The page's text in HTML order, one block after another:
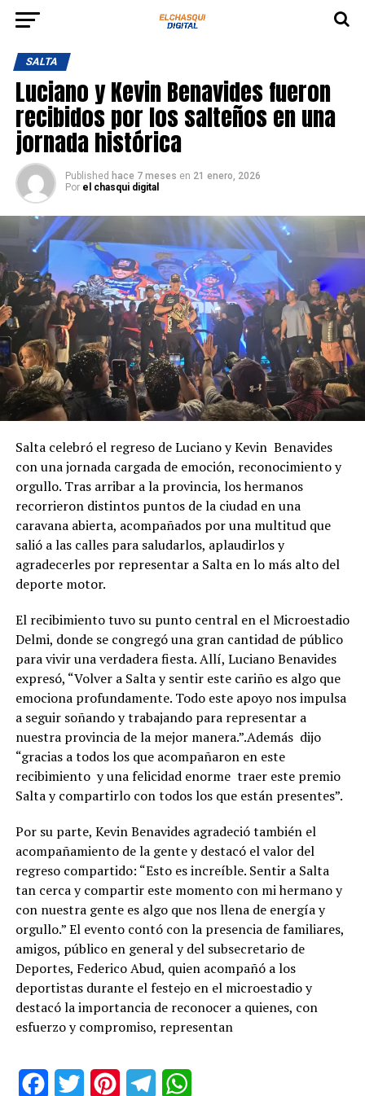
SALTA
Luciano y Kevin Benavides fueron
recibidos por los salteños en una
jornada histórica
Published hace 7 meses en 21 enero, 2026
Por el chasqui digital
Salta celebró el regreso de Luciano y Kevin Benavides
con una jornada cargada de emoción, reconocimiento y
orgullo. Tras arribar a la provincia, los hermanos
recorrieron distintos puntos de la ciudad en una
caravana abierta, acompañados por una multitud que
salió a las calles para saludarlos, aplaudirlos y
agradecerles por representar a Salta en lo más alto del
deporte motor.
El recibimiento tuvo su punto central en el Microestadio
Delmi, donde se congregó una gran cantidad de público
para vivir una verdadera fiesta. Allí, Luciano Benavides
expresó, “Volver a Salta y sentir este cariño es algo que
emociona profundamente. Todo este apoyo nos impulsa
a seguir soñando y trabajando para representar a
nuestra provincia de la mejor manera.”.Además dijo
“gracias a todos los que acompañaron en este
recibimiento y una felicidad enorme traer este premio
Salta y compartirlo con todos los que están presentes”.
Por su parte, Kevin Benavides agradeció también el
acompañamiento de la gente y destacó el valor del
regreso compartido: “Esto es increíble. Sentir a Salta
tan cerca y compartir este momento con mi hermano y
con nuestra gente es algo que nos llena de energía y
orgullo.” El evento contó con la presencia de familiares,
amigos, público en general y del subsecretario de
Deportes, Federico Abud, quien acompañó a los
deportistas durante el festejo en el microestadio y
destacó la importancia de reconocer a quienes, con
esfuerzo y compromiso, representan
FacebookTwitter PinterestTelegram